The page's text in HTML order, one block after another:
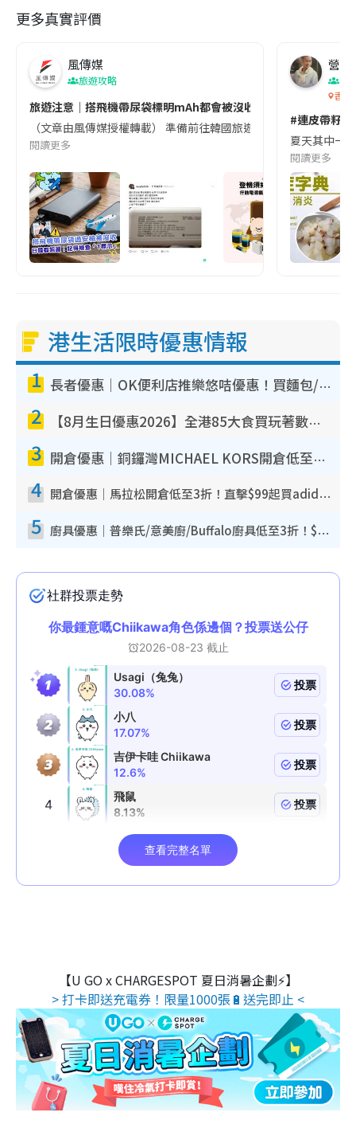
更多真實評價
風傳媒
旅遊攻略
旅遊注意｜搭飛機帶尿袋標明mAh都會被沒收😱出發前切記檢查
（文章由風傳媒授權轉載） 準備前往韓國旅遊的民眾，近期要
閱讀更多
營養
香港
#連皮帶籽
夏天其中一
閱讀更多
港生活限時優惠情報
1 長者優惠｜OK便利店推樂悠咭優惠！買麵包/牛奶/保健品拍卡即減
2 【8月生日優惠2026】全港85大食買玩著數攻略 自助餐/火鍋放題同行免費＋誠品/DONKI送現金券
3 開倉優惠｜銅鑼灣MICHAEL KORS開倉低至17折！直擊$500起買手袋/銀包/鞋款 必買經典Jet Set系列
4 開倉優惠｜馬拉松開倉低至3折！直擊$99起買adidas／New Balance／Puma鞋款 STANLEY保溫杯劈價至$119起
5 廚具優惠｜普樂氏/意美廚/Buffalo廚具低至3折！$89起買煎鍋／炒鑊／個人鍋 同場小家電激減至$99起
【U GO x CHARGESPOT 夏日消暑企劃⚡】
> 打卡即送充電券！限量1000張🔋送完即止 <